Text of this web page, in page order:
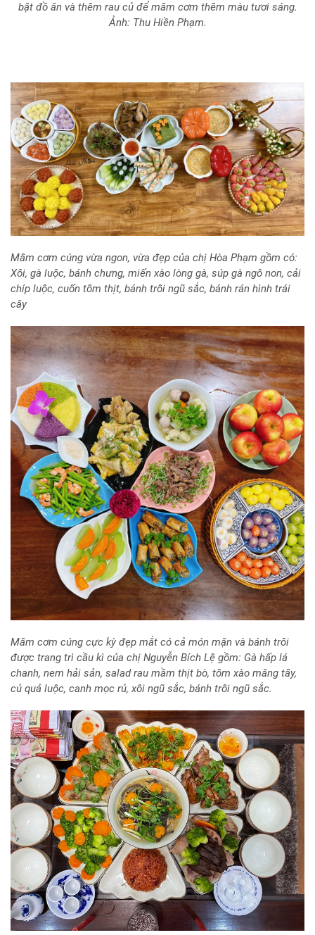
bật đồ ăn và thêm rau củ để mâm cơm thêm màu tươi sáng.
Ảnh: Thu Hiền Phạm.
Mâm cơm cúng vừa ngon, vừa đẹp của chị Hòa Phạm gồm có:
Xôi, gà luộc, bánh chưng, miến xào lòng gà, súp gà ngô non, cải
chíp luộc, cuốn tôm thịt, bánh trôi ngũ sắc, bánh rán hình trái
cây
Mâm cơm cúng cực kỳ đẹp mắt có cả món mặn và bánh trôi
được trang trì cầu kì của chị Nguyễn Bích Lệ gồm: Gà hấp lá
chanh, nem hải sản, salad rau mầm thịt bò, tôm xào măng tây,
củ quả luộc, canh mọc rủ, xôi ngũ sắc, bánh trôi ngũ sắc.